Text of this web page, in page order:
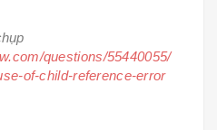
questions/55440055/
of-child-reference-error